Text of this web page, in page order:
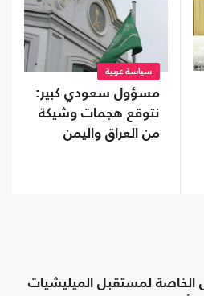
سياسة عربية
مسؤول سعودي كبير:
نتوقع هجمات وشيكة
من العراق واليمن
الخاصة لمستقبل الميليشيات